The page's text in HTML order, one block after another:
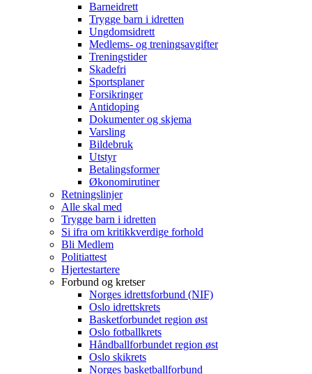
Barneidrett
Trygge barn i idretten
Ungdomsidrett
Medlems- og treningsavgifter
Treningstider
Skadefri
Sportsplaner
Forsikringer
Antidoping
Dokumenter og skjema
Varsling
Bildebruk
Utstyr
Betalingsformer
Økonomirutiner
Retningslinjer
Alle skal med
Trygge barn i idretten
Si ifra om kritikkverdige forhold
Bli Medlem
Politiattest
Hjertestartere
Forbund og kretser
Norges idrettsforbund (NIF)
Oslo idrettskrets
Basketforbundet region øst
Oslo fotballkrets
Håndballforbundet region øst
Oslo skikrets
Norges basketballforbund